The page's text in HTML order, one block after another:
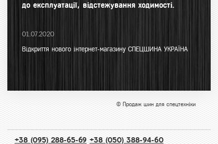
до експлуатації, відстежування ходимості.
01.07.2020
Відкриття нового інтернет-магазину СПЕЦШИНА УКРАЇНА
© Продаж шин для спецтехніки
+38 (095) 288-65-69 +38 (050) 388-94-60